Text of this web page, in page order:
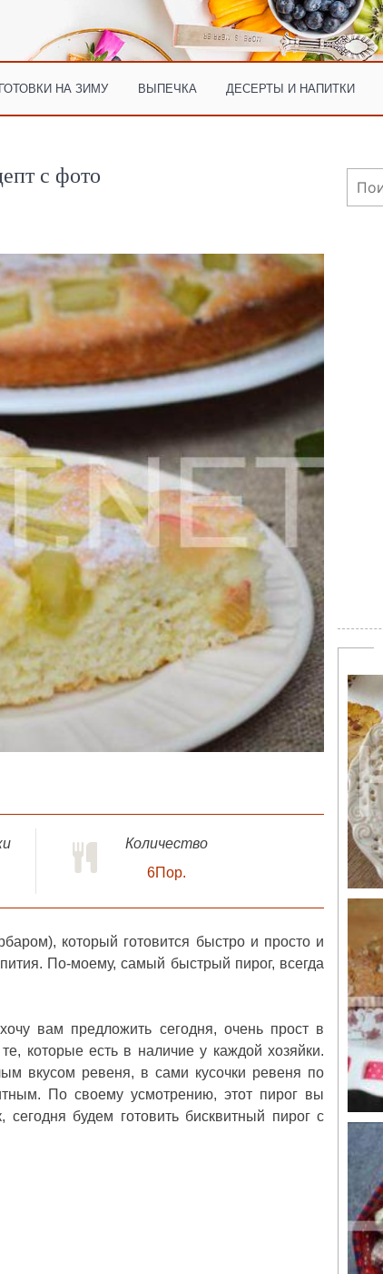
НА ЗИМУ ВЫПЕЧКА ДЕСЕРТЫ И НАПИТКИ
с фото
Количество
6Пор.
который готовится быстро и просто и
По-моему, самый быстрый пирог, всегда
вам предложить сегодня, очень прост в
которые есть в наличие у каждой хозяйки.
вкусом ревеня, в сами кусочки ревеня по
По своему усмотрению, этот пирог вы
будем готовить бисквитный пирог с
Найти: